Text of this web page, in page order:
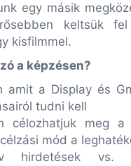
egy másik
keltsük
kisfilmmel.
a képzésen?
amit a Display és
tudni kell
célozhatjuk meg a
mód a
hirdetések vs.